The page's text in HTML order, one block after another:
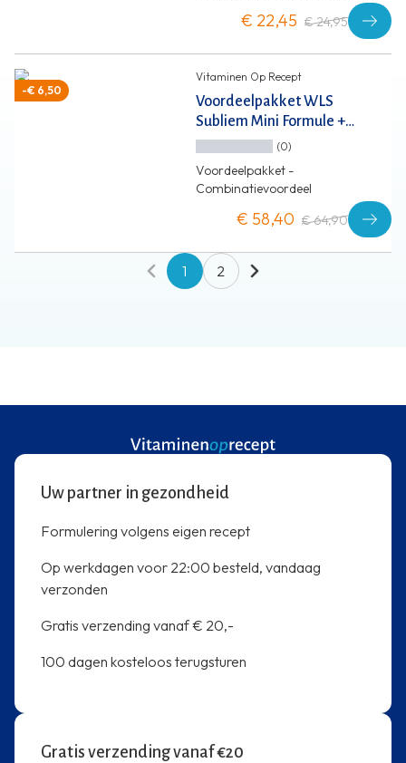
€ 22,45 € 24,95
-€ 6,50
Vitaminen Op Recept
Voordeelpakket WLS
Subliem Mini Formule +
Calci D3
(0)
Voordeelpakket -
Combinatievoordeel
€ 58,40 € 64,90
1 2
Uw partner in gezondheid
Formulering volgens eigen recept
Op werkdagen voor 22:00 besteld, vandaag
verzonden
Gratis verzending vanaf € 20,-
100 dagen kosteloos terugsturen
Gratis verzending vanaf €20